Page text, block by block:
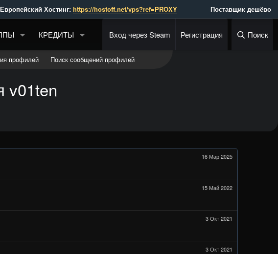
Хостинг: https://hostoff.net/vps?ref=PROXY Поставщик дешёвого API для
КРЕДИТЫ Вход через Steam Регистрация Поиск
профилей Поиск сообщений профилей
v01ten
16 Мар 2025
15 Май 2022
3 Окт 2021
3 Окт 2021